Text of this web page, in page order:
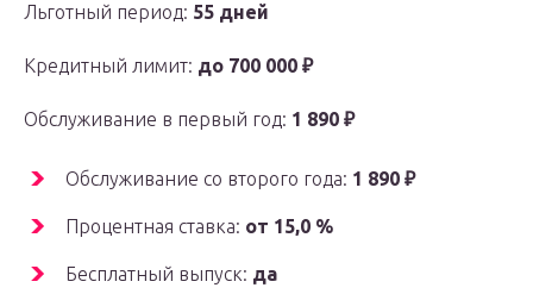
Льготный период: 55 дней
Кредитный лимит: до 700 000 ₽
Обслуживание в первый год: 1 890 ₽
Обслуживание со второго года: 1 890 ₽
Процентная ставка: от 15,0 %
Бесплатный выпуск: да